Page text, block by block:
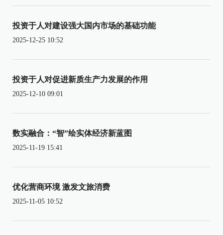
投资于人对建设强大国内市场的基础功能
2025-12-25 10:52
投资于人对促进新质生产力发展的作用
2025-12-10 09:01
数实融合：“智”绘实体经济新蓝图
2025-11-19 15:41
优化营商环境 激发文旅消费
2025-11-05 10:52